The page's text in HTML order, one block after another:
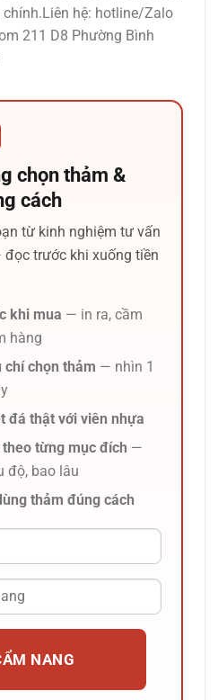
hệ: hotline/Zalo
211 D8 Phường Bình
chọn thảm &
cách
từ kinh nghiệm tư vấn
trước khi xuống tiền
khi mua — in ra, cầm
hàng
chí chọn thảm — nhìn 1
đá thật với viên nhựa
từng mục đích —
độ, bao lâu
thảm đúng cách
NANG